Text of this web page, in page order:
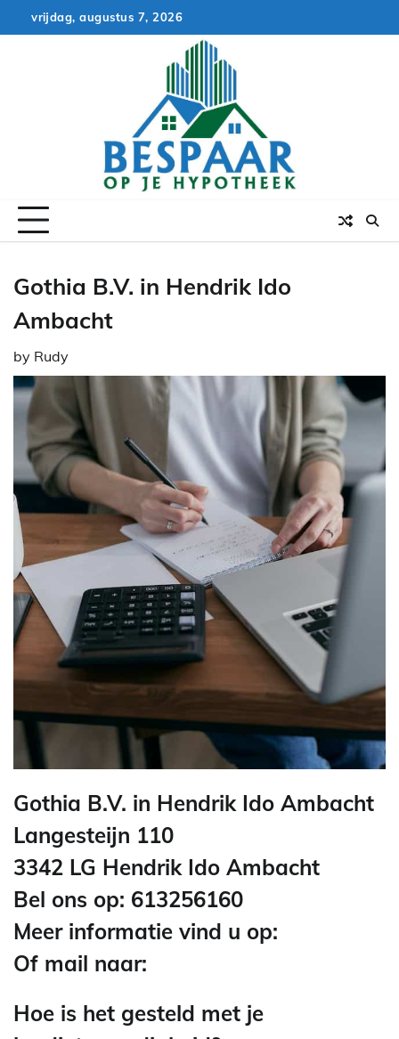
to
vrijdag, augustus 7, 2026
Gothia B.V. in Hendrik Ido
Ambacht
by Rudy
Gothia B.V. in Hendrik Ido Ambacht
Langesteijn 110
3342 LG Hendrik Ido Ambacht
Bel ons op: 613256160
Meer informatie vind u op:
Of mail naar:
Hoe is het gesteld met je